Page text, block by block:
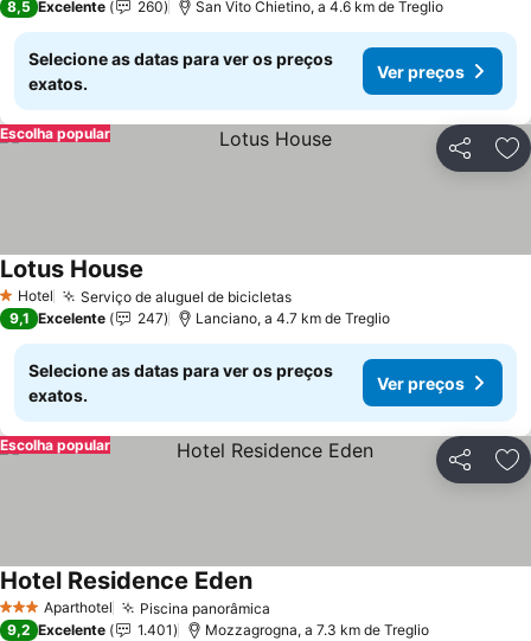
8,5 Excelente 260 San Vito Chietino, a 4.6 km de Treglio
Selecione as datas para ver os preços
exatos.
Ver preços
Partilhar
Escolha popular
1 Estrelas
Hotel Serviço de aluguel de bicicletas
Lotus House
9,1 Excelente 247 Lanciano, a 4.7 km de Treglio
Selecione as datas para ver os preços
exatos.
Ver preços
Partilhar
Escolha popular
3 EstrelasAparthotel Piscina panorâmica
Hotel Residence Eden
9,2 Excelente 1.401 Mozzagrogna, a 7.3 km de Treglio